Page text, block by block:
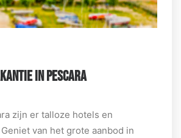
IN PESCARA
zijn er talloze hotels en
van het grote aanbod in